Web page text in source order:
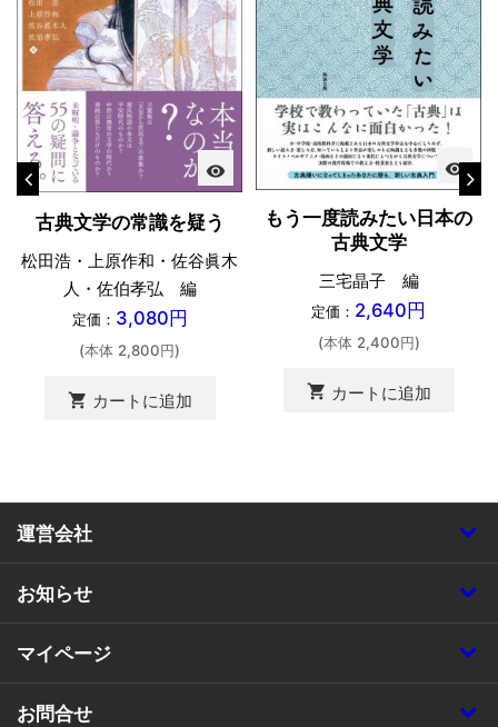
visibility
古典文学の常識を疑う
松田浩・上原作和・佐谷眞木
人・佐伯孝弘 編
定価： 3,080円
(本体 2,800円)
shopping_cart カートに追加
visibility
もう一度読みたい日本の
古典文学
三宅晶子 編
定価： 2,640円
(本体 2,400円)
shopping_cart カートに追加
運営会社
お知らせ
マイページ
お問合せ